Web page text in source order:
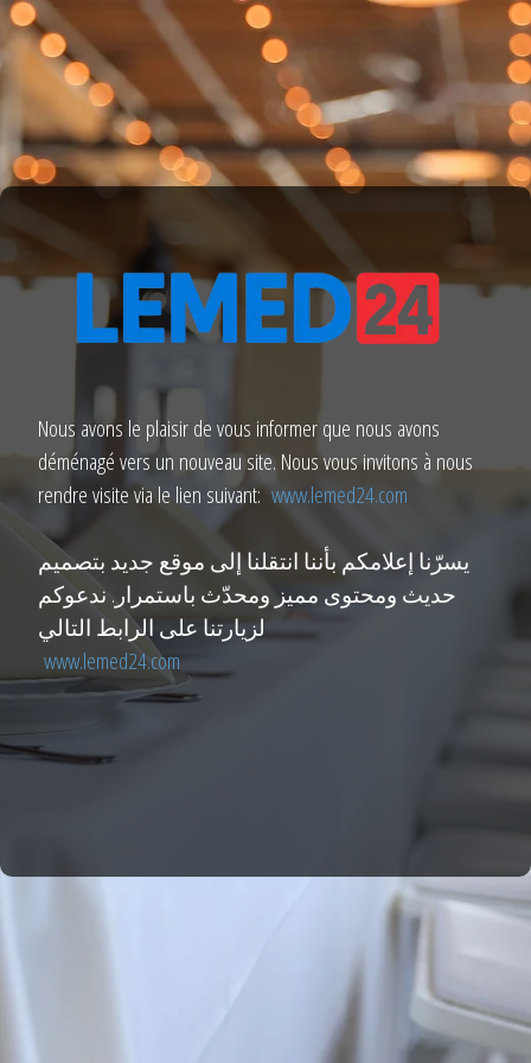
Nous avons le plaisir de vous informer que nous avons
déménagé vers un nouveau site. Nous vous invitons à nous
rendre visite via le lien suivant:www.lemed24.com
يسرّنا إعلامكم بأننا انتقلنا إلى موقع جديد بتصميم
حديث ومحتوى مميز ومحدّث باستمرار. ندعوكم
لزيارتنا على الرابط التالي
www.lemed24.com